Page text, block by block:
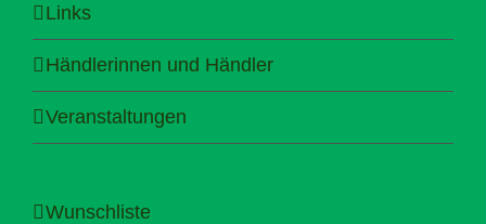
Links
Händlerinnen und Händler
Veranstaltungen
Wunschliste